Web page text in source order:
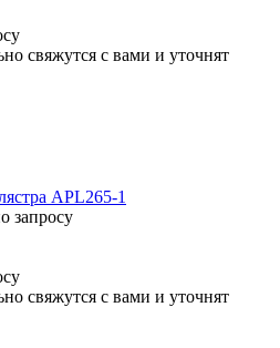
свяжутся с вами и уточнят
APL265-1
запросу
свяжутся с вами и уточнят